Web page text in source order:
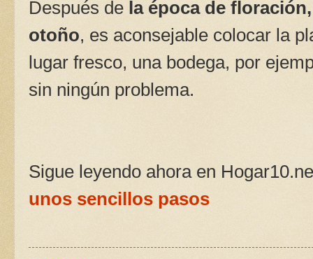
Después de la época de
otoño, es aconsejable colocar la
lugar fresco, una bodega, por
sin ningún problema.
Sigue leyendo ahora en
unos sencillos pasos